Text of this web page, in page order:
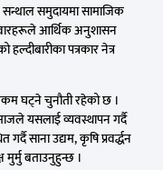
समुदायमा सामाजिक
आर्थिक अनुशासन
पत्रकार नेत्र
घट्ने चुनौती रहेको छ ।
यसलाई व्यवस्थापन गर्दै
साना उद्यम, कृषि प्रवर्द्धन
बताउनुहुन्छ ।